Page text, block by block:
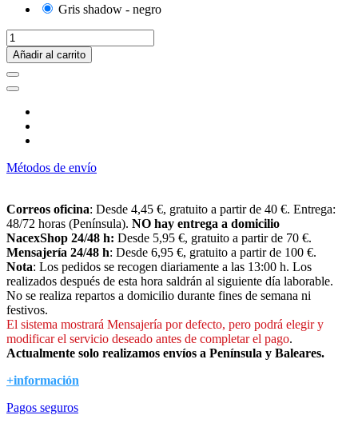
Gris shadow - negro
Añadir al carrito
Métodos de envío
Correos oficina: Desde 4,45 €, gratuito a partir de 40 €. Entrega:
48/72 horas (Península). NO hay entrega a domicilio
NacexShop 24/48 h: Desde 5,95 €, gratuito a partir de 70 €.
Mensajería 24/48 h: Desde 6,95 €, gratuito a partir de 100 €.
Nota: Los pedidos se recogen diariamente a las 13:00 h. Los
realizados después de esta hora saldrán al siguiente día laborable.
No se realiza repartos a domicilio durante fines de semana ni
festivos.
El sistema mostrará Mensajería por defecto, pero podrá elegir y
modificar el servicio deseado antes de completar el pago.
Actualmente solo realizamos envíos a Península y Baleares.
+información
Pagos seguros